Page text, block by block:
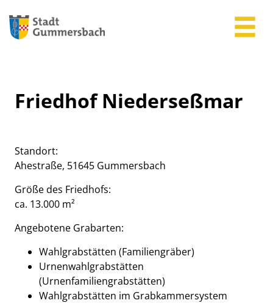
Friedhof Niederseßmar
Beschreibung
Standort:
Ahestraße, 51645 Gummersbach
Größe des Friedhofs:
ca. 13.000 m²
Angebotene Grabarten:
Wahlgrabstätten (Familiengräber)
Urnenwahlgrabstätten
(Urnenfamiliengrabstätten)
Wahlgrabstätten im Grabkammersystem